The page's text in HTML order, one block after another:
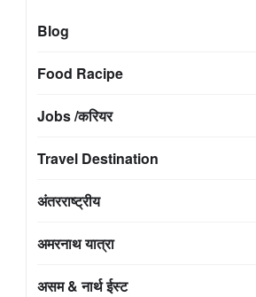
Blog
Food Racipe
Jobs /करियर
Travel Destination
अंतरराष्ट्रीय
अमरनाथ यात्रा
असम & नार्थ ईस्ट